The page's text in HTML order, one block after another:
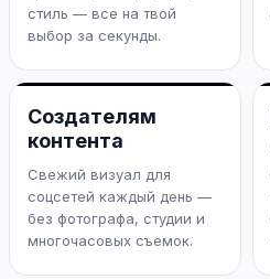
стиль — все на твой
выбор за секунды.
Создателям
контента
Свежий визуал для
соцсетей каждый день —
без фотографа, студии и
многочасовых съемок.